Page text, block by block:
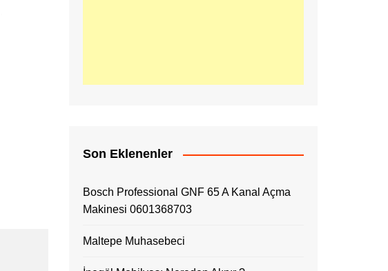
Son Eklenenler
Bosch Professional GNF 65 A Kanal Açma
Makinesi 0601368703
Maltepe Muhasebeci